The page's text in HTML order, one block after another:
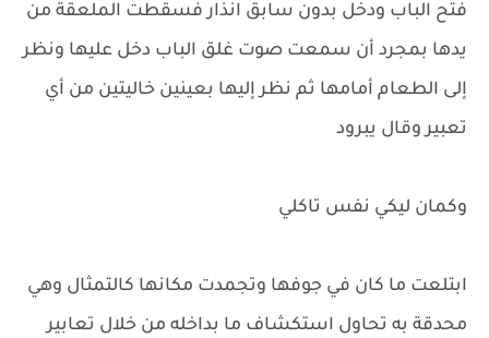
فتح الباب ودخل بدون سابق انذار فسقطت الملعقة من
يدها بمجرد أن سمعت صوت غلق الباب دخل عليها ونظر
إلى الطعام أمامها ثم نظر إليها بعينين خاليتين من أي
تعبير وقال يبرود
وكمان ليكي نفس تاكلي
ابتلعت ما كان في جوفها وتجمدت مكانها كالتمثال وهي
محدقة به تحاول استكشاف ما بداخله من خلال تعابير